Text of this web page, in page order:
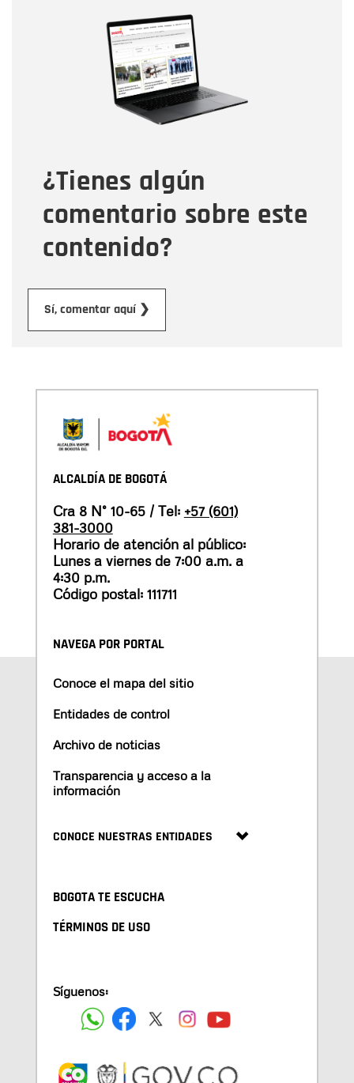
¿Tienes algún
comentario sobre este
contenido?
Sí, comentar aquí ❯
Correo electrónico
Tipo de comentario
Mensaje
ALCALDÍA DE BOGOTÁ
Cra 8 N° 10-65 / Tel: +57 (601)
381-3000
Horario de atención al público:
Lunes a viernes de 7:00 a.m. a
4:30 p.m.
Código postal: 111711
NAVEGA POR PORTAL
Conoce el mapa del sitio
Entidades de control
Archivo de noticias
Transparencia y acceso a la
información
CONOCE NUESTRAS ENTIDADES
BOGOTA TE ESCUCHA
TÉRMINOS DE USO
Síguenos: